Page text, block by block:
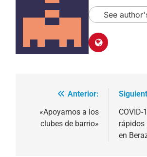
See
Navegación
Anterior:
«Apoyamos a los
clubes de barrio»
COVID-
rápidos
en